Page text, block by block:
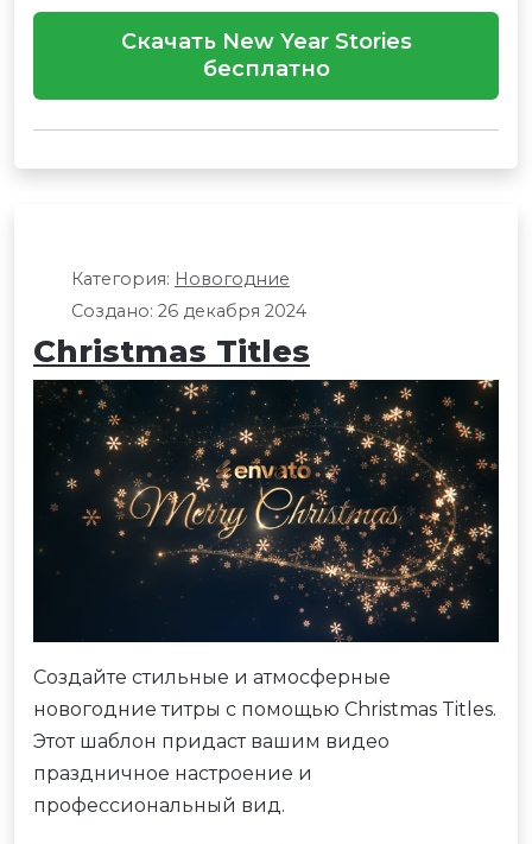
Скачать New Year Stories
бесплатно
Категория: Новогодние
Создано: 26 декабря 2024
Christmas Titles
Создайте стильные и атмосферные
новогодние титры с помощью Christmas Titles.
Этот шаблон придаст вашим видео
праздничное настроение и
профессиональный вид.